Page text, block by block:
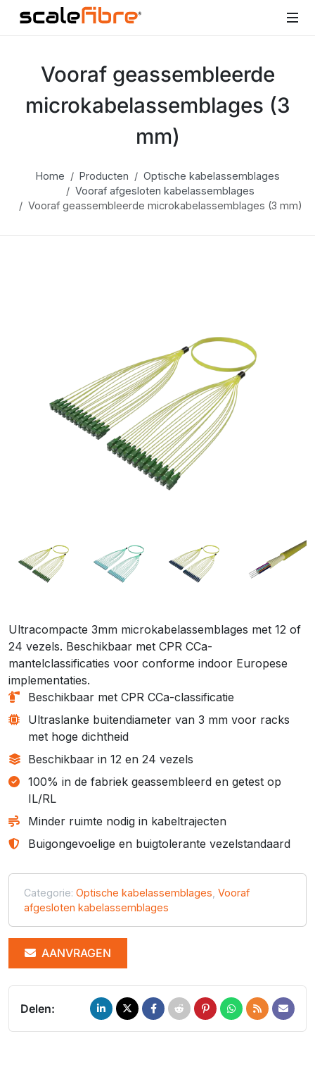
Vooraf geassembleerde
microkabelassemblages (3
mm)
Home Producten
Optische kabelassemblages
Vooraf afgesloten kabelassemblages
Vooraf geassembleerde microkabelassemblages (3 mm)
Ultracompacte 3mm microkabelassemblages met 12 of
24 vezels. Beschikbaar met CPR CCa-
mantelclassificaties voor conforme indoor Europese
implementaties.
Beschikbaar met CPR CCa-classificatie
Ultraslanke buitendiameter van 3 mm voor racks
met hoge dichtheid
Beschikbaar in 12 en 24 vezels
100% in de fabriek geassembleerd en getest op
IL/RL
Minder ruimte nodig in kabeltrajecten
Buigongevoelige en buigtolerante vezelstandaard
Categorie: Optische kabelassemblages Vooraf
afgesloten kabelassemblages
AANVRAGEN
Delen: